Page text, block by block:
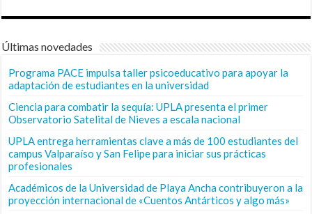
Últimas novedades
Programa PACE impulsa taller psicoeducativo para apoyar la
adaptación de estudiantes en la universidad
Ciencia para combatir la sequía: UPLA presenta el primer
Observatorio Satelital de Nieves a escala nacional
UPLA entrega herramientas clave a más de 100 estudiantes del
campus Valparaíso y San Felipe para iniciar sus prácticas
profesionales
Académicos de la Universidad de Playa Ancha contribuyeron a la
proyección internacional de «Cuentos Antárticos y algo más»